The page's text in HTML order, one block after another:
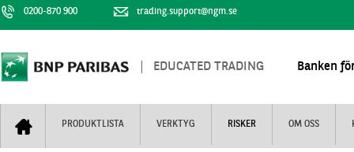
0200-870 900 trading.support@ngm.se
EDUCATED TRADING Banken
PRODUKTLISTA VERKTYG RISKER OM OSS